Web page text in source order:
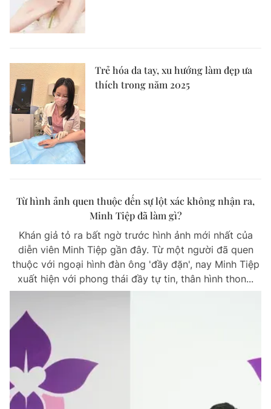
Trẻ hóa da tay, xu hướng làm đẹp ưa
thích trong năm 2025
Từ hình ảnh quen thuộc đến sự lột xác không nhận ra,
Minh Tiệp đã làm gì?
Khán giả tỏ ra bất ngờ trước hình ảnh mới nhất của
diễn viên Minh Tiệp gần đây. Từ một người đã quen
thuộc với ngoại hình đàn ông 'đầy đặn', nay Minh Tiệp
xuất hiện với phong thái đầy tự tin, thân hình thon...